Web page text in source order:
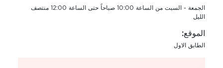
الجمعة - السبت من الساعة 10:00 صباحاً حتى الساعة 12:00 منتصف
الليل
الموقع:
الطابق الاول